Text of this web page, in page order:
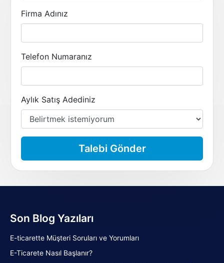
Firma Adınız
Telefon Numaranız
Aylık Satış Adediniz
Talebi Gönder
Son Blog Yazıları
E-ticarette Müşteri Soruları ve Yorumları
E-Ticarete Nasıl Başlanır?